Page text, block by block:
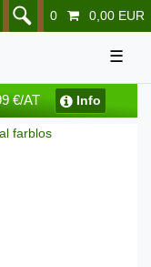
0 0,00 EUR
☰
€/AT Info